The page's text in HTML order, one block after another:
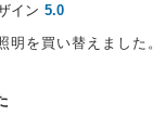
イン 5.0
明を買い替えました